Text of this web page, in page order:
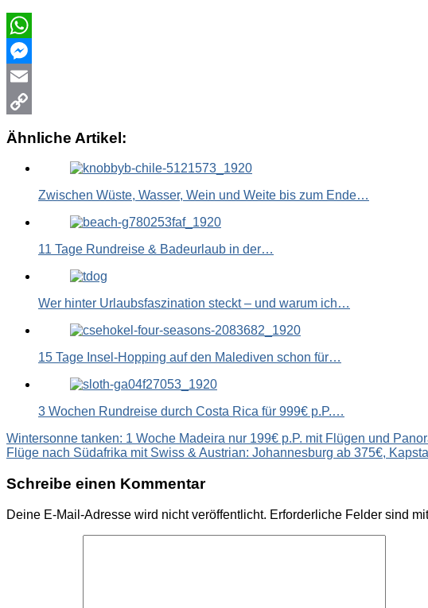
WhatsApp
Messenger
Email
Ähnliche Artikel:
Zwischen Wüste, Wasser, Wein und Weite bis zum Ende…
11 Tage Rundreise & Badeurlaub in der…
Wer hinter Urlaubsfaszination steckt – und warum ich…
15 Tage Insel-Hopping auf den Malediven schon für…
3 Wochen Rundreise durch Costa Rica für 999€ p.P.…
Beitragsnavigation
Wintersonne tanken: 1 Woche Madeira nur 199€ p.P. mit Flügen und
Flüge nach Südafrika mit Swiss & Austrian: Johannesburg ab 375€,
Schreibe einen Kommentar
Deine E-Mail-Adresse wird nicht veröffentlicht. Erforderliche Felder sind